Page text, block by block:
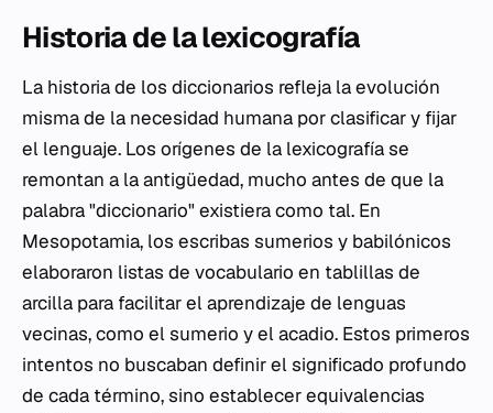
Historia de la lexicografía
La historia de los diccionarios refleja la evolución
misma de la necesidad humana por clasificar y fijar
el lenguaje. Los orígenes de la lexicografía se
remontan a la antigüedad, mucho antes de que la
palabra "diccionario" existiera como tal. En
Mesopotamia, los escribas sumerios y babilónicos
elaboraron listas de vocabulario en tablillas de
arcilla para facilitar el aprendizaje de lenguas
vecinas, como el sumerio y el acadio. Estos primeros
intentos no buscaban definir el significado profundo
de cada término, sino establecer equivalencias